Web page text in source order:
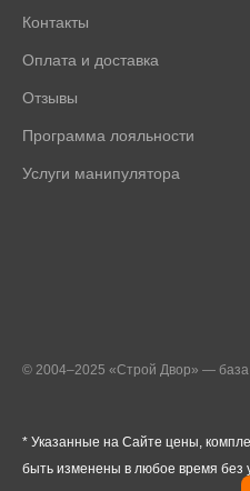
Контакты
Оплата и доставка
Отзывы
Программа лояльности
Услуги манипулятора
© 2004–2025 «Строй Двор» —
* Указанные на Сайте цены,
быть изменены в любое время без